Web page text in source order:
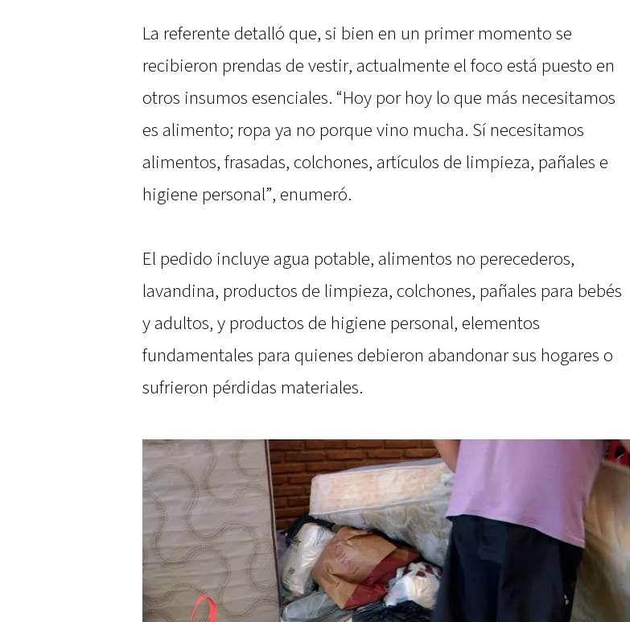
La referente detalló que, si bien en un primer momento se
recibieron prendas de vestir, actualmente el foco está puesto en
otros insumos esenciales. “Hoy por hoy lo que más necesitamos
es alimento; ropa ya no porque vino mucha. Sí necesitamos
alimentos, frasadas, colchones, artículos de limpieza, pañales e
higiene personal”, enumeró.
El pedido incluye agua potable, alimentos no perecederos,
lavandina, productos de limpieza, colchones, pañales para bebés
y adultos, y productos de higiene personal, elementos
fundamentales para quienes debieron abandonar sus hogares o
sufrieron pérdidas materiales.